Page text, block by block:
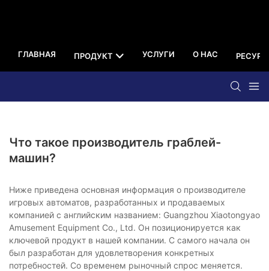
ГЛАВНАЯ ПРОДУКТ УСЛУГИ О НАС РЕСУРС
Что такое производитель граблей-
машин?
Ниже приведена основная информация о производителе
игровых автоматов, разработанных и продаваемых
компанией с английским названием: Guangzhou Xiaotongyao
Amusement Equipment Co., Ltd. Он позиционируется как
ключевой продукт в нашей компании. С самого начала он
был разработан для удовлетворения конкретных
потребностей. Со временем рыночный спрос меняется.